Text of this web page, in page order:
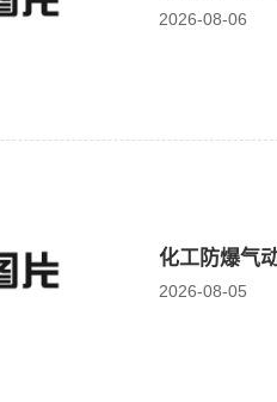
2026-08-06
化工防爆气
2026-08-05